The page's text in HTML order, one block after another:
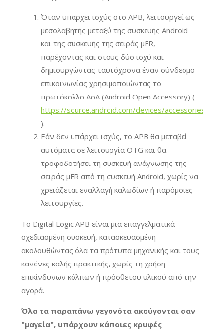
Όταν υπάρχει ισχύς στο APB, λειτουργεί ως
μεσολαβητής μεταξύ της συσκευής Android
και της συσκευής της σειράς μFR,
παρέχοντας και στους δύο ισχύ και
δημιουργώντας ταυτόχρονα έναν σύνδεσμο
επικοινωνίας χρησιμοποιώντας το
πρωτόκολλο AoA (Android Open Accessory) (
https://source.android.com/devices/accessories/
).
Εάν δεν υπάρχει ισχύς, το APB θα μεταβεί
αυτόματα σε λειτουργία OTG και θα
τροφοδοτήσει τη συσκευή ανάγνωσης της
σειράς μFR από τη συσκευή Android, χωρίς να
χρειάζεται εναλλαγή καλωδίων ή παρόμοιες
λειτουργίες.
Το Digital Logic APB είναι μια επαγγελματικά
σχεδιασμένη συσκευή, κατασκευασμένη
ακολουθώντας όλα τα πρότυπα μηχανικής και τους
κανόνες καλής πρακτικής, χωρίς τη χρήση
επικίνδυνων κόλπων ή πρόσθετου υλικού από την
αγορά.
Όλα τα παραπάνω γεγονότα ακούγονται σαν
"μαγεία", υπάρχουν κάποιες κρυφές